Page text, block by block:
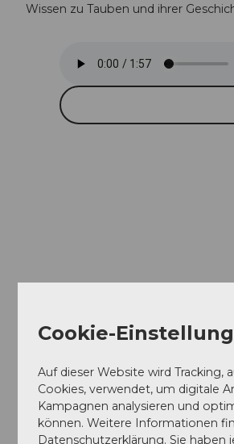
Wissen zu Tauben und ihrer
Cookie-
Auf dieser Website wird Tracking,
Cookies, verwendet, um digitale
Kampagnen analysieren und
können. Weitere Informationen
Datenschutzerklärung. Sie haben